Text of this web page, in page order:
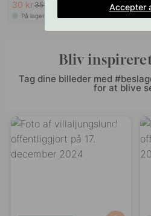
30 kr35 kr
På lager
Bliv
Tag dine billeder med
for at blive
Accepter